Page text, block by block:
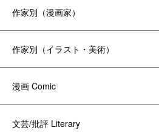
作家別（漫画家）
作家別（イラスト・美術）
漫画 Comic
文芸/批評 Literary